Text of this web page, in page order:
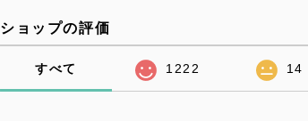
ショップの評価
すべて 1222 14